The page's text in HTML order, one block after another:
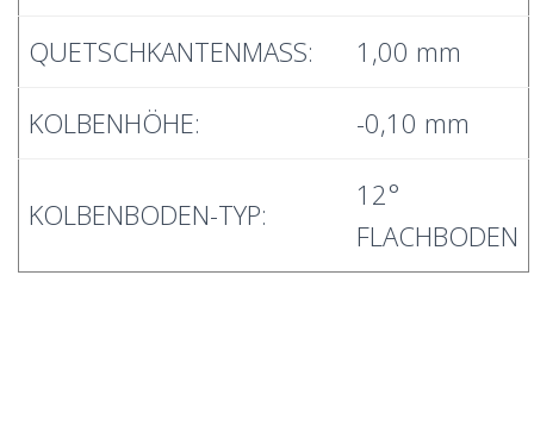
QUETSCHKANTENMASS:
1,00 mm
KOLBENHÖHE:
-0,10 mm
KOLBENBODEN-TYP:
12°
FLACHBODEN